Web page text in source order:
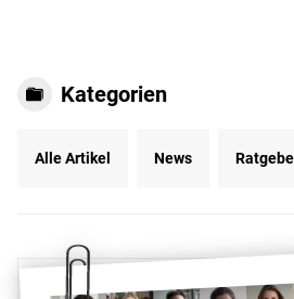
Kategorien
Alle Artikel News